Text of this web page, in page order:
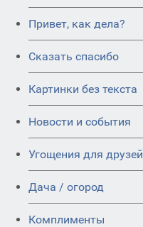
Привет, как дела?
Сказать спасибо
Картинки без текста
Новости и события
Угощения для друзей
Дача / огород
Комплименты